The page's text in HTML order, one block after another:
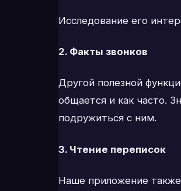
Исследование его
2. Факты звонков
Другой полезной
общается и как часто.
подружиться с ним.
3. Чтение переписок
Наше приложение также